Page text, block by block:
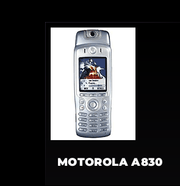
MOTOROLA A830